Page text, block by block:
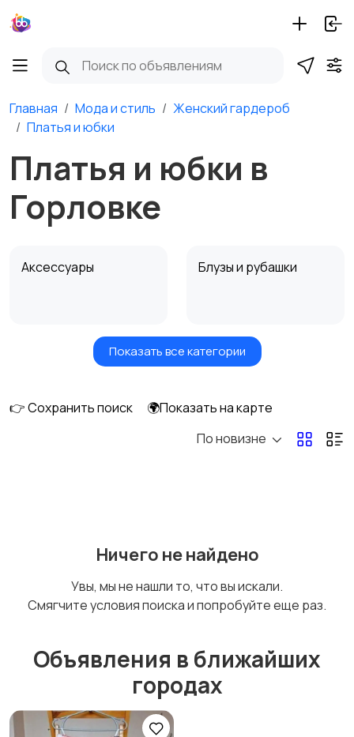
Главная Мода и стиль
Женский гардероб
Платья и юбки
Платья и юбки в
Горловке
Аксессуары Блузы и рубашки
Будущим мамам Верхняя одежда
Домашняя одежда
Пиджаки и костюмы
Показать все категории
👉 Сохранить поиск
🌍Показать на карте
По новизне
Ничего не найдено
Увы, мы не нашли то, что вы искали.
Смягчите условия поиска и попробуйте еще раз.
Объявления в ближайших
городах